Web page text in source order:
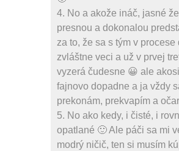
4. No a akože ináč, jasné
presnou a dokonalou
za to, že sa s tým v procese
zvláštne veci a už v prvej
vyzerá čudesne 😀 ale
fajnovo dopadne a ja vždy
prekonám, prekvapím a
5. No ako kedy, i čisté, i
opatlané 🙂 Ale páči sa mi
modrý ničič, ten si musím